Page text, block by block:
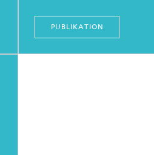
PUBLIKATION